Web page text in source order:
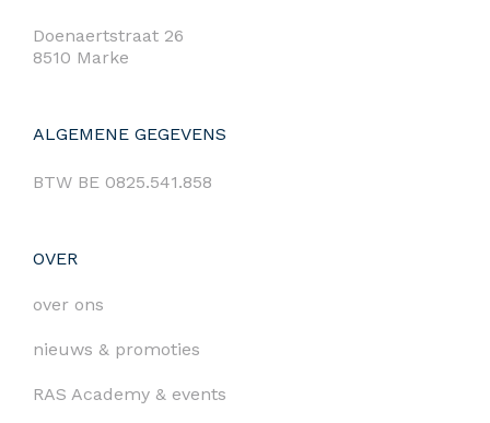
Doenaertstraat 26
8510 Marke
ALGEMENE GEGEVENS
BTW BE 0825.541.858
OVER
over ons
nieuws & promoties
RAS Academy & events